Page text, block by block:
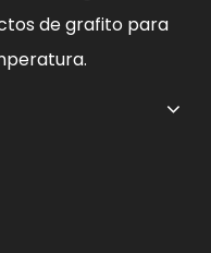
de grafito para